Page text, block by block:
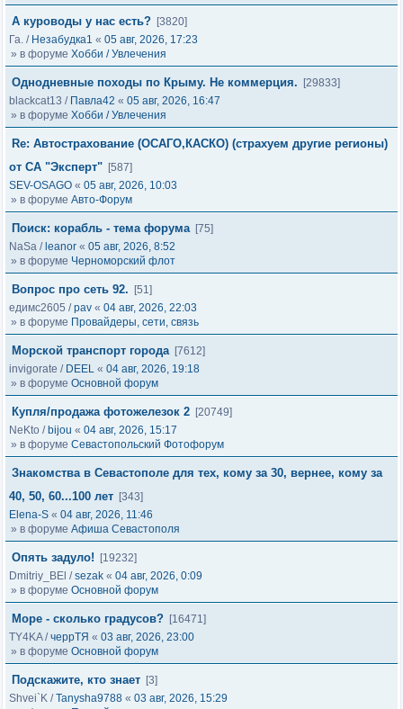
А куроводы у нас есть? [3820]
Га. / Незабудка1 « 05 авг, 2026, 17:23
» в форуме Хобби / Увлечения
Однодневные походы по Крыму. Не коммерция.
[29833]
blackcat13 / Павла42 « 05 авг, 2026, 16:47
» в форуме Хобби / Увлечения
Re: Автострахование (ОСАГО,КАСКО) (страхуем другие регионы)
от СА "Эксперт" [587]
SEV-OSAGO « 05 авг, 2026, 10:03
» в форуме Авто-Форум
Поиск: корабль - тема форума [75]
NaSa / leanor « 05 авг, 2026, 8:52
» в форуме Черноморский флот
Вопрос про сеть 92.
[51]
едимс2605 /pav « 04 авг, 2026, 22:03
» в форуме Провайдеры, сети, связь
Морской транспорт города [7612]
invigorate / DEEL « 04 авг, 2026, 19:18
» в форуме Основной форум
Купля/продажа фотожелезок 2 [20749]
NeKto / bijou « 04 авг, 2026, 15:17
» в форуме Севастопольский Фотофорум
Знакомства в Севастополе для тех, кому за 30, вернее, кому за
40, 50, 60...100 лет [343]
Elena-S « 04 авг, 2026, 11:46
» в форуме Афиша Севастополя
Опять задуло!
[19232]
Dmitriy_BEl /sezak « 04 авг, 2026, 0:09
» в форуме Основной форум
Море - сколько градусов? [16471]
TY4KA/черрТЯ « 03 авг, 2026, 23:00
» в форуме Основной форум
Подскажите, кто знает [3]
Shvei`K /Tanysha9788 « 03 авг, 2026, 15:29